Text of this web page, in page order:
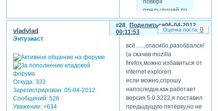
предыдущей,получилась
музыкальная
каша,сразу не
заметил.жалко,3
дня делал
большой
проект
родственникам
из харькова и
всё насмарку.
подпись автора
Поделиться
28
06-04-2012
00:11:53
vladvlad
Энтузиаст
Откуда:333
Зарегистрирован: 05-04-2012
Сообщений:526
Уважение: +634
всё......,спасибо,разобрался!!!
(а скачав mozilla
firefox,можно избавиться от
internet explorer)
если можно,спрошу
напоследок.как работает
версия 5.0.3222,я поставил
предыдущую пятёрку,но не
0